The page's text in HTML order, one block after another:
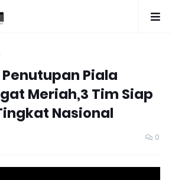
Piala
Meriah,3 Tim Siap
Nasional
0